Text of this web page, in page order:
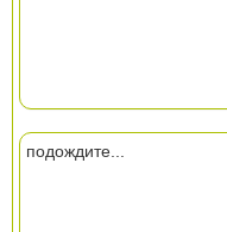
подождите...